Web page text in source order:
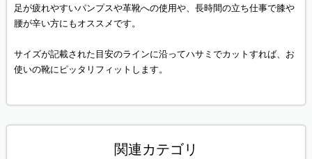
足が疲れやすいパンプスや革靴への使用や、長時間の立ち仕事で膝や
腰が辛い方にもオススメです。
サイズが記載された目安のラインに沿ってハサミでカットすれば、お
使いの靴にピッタリフィットします。
関連カテゴリ